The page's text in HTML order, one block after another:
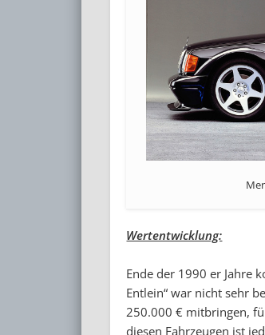
Wertentwicklung:
Ende der 1990 er Jahre
Entlein“ war nicht sehr
250.000 € mitbringen,
diesen Fahrzeugen ist